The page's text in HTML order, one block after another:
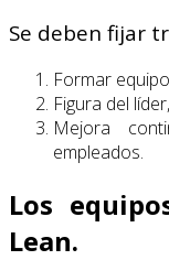
Se deben fijar
Formar
Figura del
Mejora
empleados.
Los
Lean.